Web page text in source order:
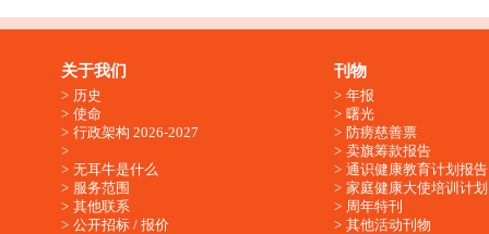
关于我们
历史
使命
行政架构 2026-2027
无耳牛是什么
服务范围
其他联系
公开招标 / 报价
刊物
年报
曙光
防痨慈善票
卖旗筹款报告
通识健康教育计划报告
家庭健康大使培训计划
周年特刊
其他活动刊物